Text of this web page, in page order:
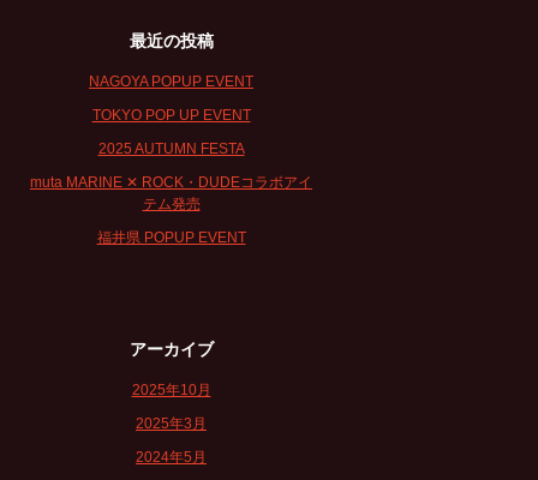
最近の投稿
NAGOYA POPUP EVENT
TOKYO POP UP EVENT
2025 AUTUMN FESTA
muta MARINE ✕ ROCK・DUDEコラボアイ
テム発売
福井県 POPUP EVENT
アーカイブ
2025年10月
2025年3月
2024年5月